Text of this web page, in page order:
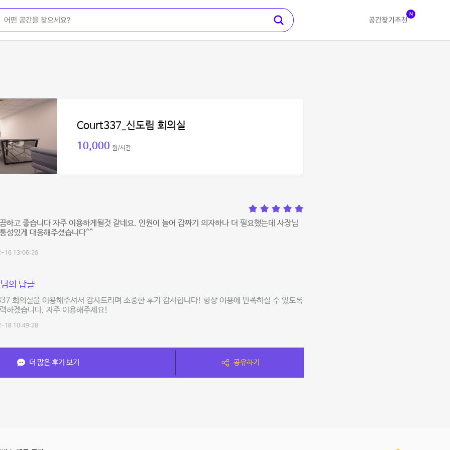
공간찾기 추천
N
Court337_신도림 회의실
10,000 원/시간
하고 좋습니다 자주 이용하게될것 같네요. 인원이 늘어 갑짜기 의자하나 더 필요했는데 사장님
성있게 대응해주셨습니다^^
16 13:06:26
의 답글
회의실을 이용해주셔서 감사드리며 소중한 후기 감사합니다! 항상 이용에 만족하실 수 있도록
하겠습니다. 자주 이용해주세요!
18 10:49:28
더 많은 후기 보기 공유하기